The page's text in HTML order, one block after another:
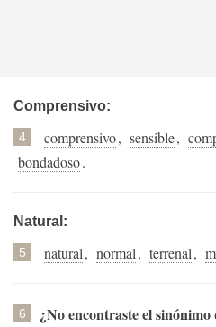
Comprensivo:
4 comprensivo, sensible,
bondadoso.
Natural:
5 natural, normal, terrenal,
6 ¿No encontraste el sinónimo